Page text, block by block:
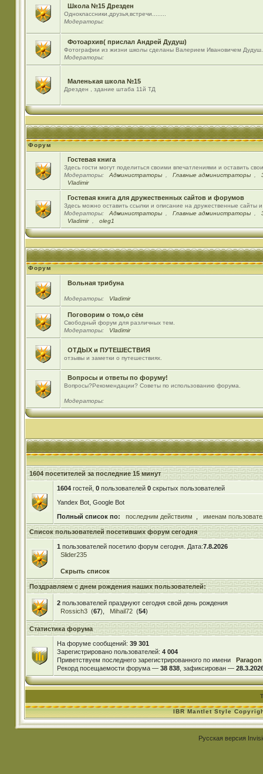
Школа №15 Дрезден
Одноклассники,друзья,встречи........
Модераторы:
Фотоархив( прислал Андрей Дудуш)
Фотографии из жизни школы сделаны Валерием Ивановичем Дудуш.
Модераторы:
Маленькая школа №15
Дрезден , здание штаба 11й ТД
Форум
Гостевая книга
Здесь гости могут поделиться своими впечатлениями и оставить
Модераторы:
Администраторы Главные администраторы
Vladimir
Гостевая книга для дружественных сайтов и форумов
Здесь можно оставить ссылки и описание на дружественные сайты
Модераторы:
Администраторы Главные администраторы
Vladimir
oleg1
Форум
Вольная трибуна
Модераторы: Vladimir
Поговорим о том,о сём
Свободный форум для различных тем.
Модераторы:
Vladimir
ОТДЫХ и ПУТЕШЕСТВИЯ
отзывы и заметки о путешествиях.
Вопросы и ответы по форуму!
Вопросы?Рекомендации? Советы по использованию форума.
Модераторы:
1604 посетителей за последние 15 минут
1604гостей, 0пользователей 0скрытых пользователей
Yandex Bot, Google Bot
Полный список по:
последним действиям именам
Список пользователей посетивших форум сегодня
1 пользователей посетило форум сегодня. Дата:7.8.2026
Slider235
Скрыть список
Поздравляем с днем рождения наших пользователей:
2пользователей празднуют сегодня свой день рождения
Rossich3 (67), Mihail72 (54)
Статистика форума
На форуме сообщений: 39 301
Зарегистрировано пользователей: 4 004
Приветствуем последнего зарегистрированного по имени
Paragon
Рекорд посещаемости форума — 38 838, зафиксирован —
IBR Mantlet Style
Русская версия